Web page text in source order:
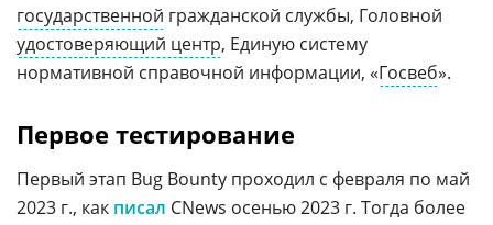
государственной гражданской службы, Головной
удостоверяющий центр, Единую систему
нормативной справочной информации, «Госвеб».
Первое тестирование
Первый этап Bug Bounty проходил с февраля по май
2023 г., как писал CNews осенью 2023 г. Тогда более